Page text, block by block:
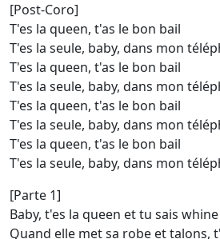
[Post-Coro]
T'es la queen, t'as le bon bail
T'es la seule, baby, dans mon
T'es la queen, t'as le bon bail
T'es la seule, baby, dans mon
T'es la queen, t'as le bon bail
T'es la sеule, baby, dans mon
T'es la queen, t'as le bon bail
T'es la seule, baby, dans mon
[Parte 1]
Baby, t'es la queen et tu sais
Quand elle met sa robe et talons,